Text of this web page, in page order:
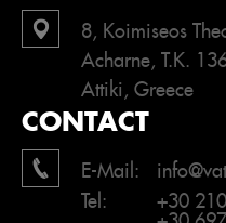
8, Koimiseos
Acharne, T.K.
Attiki, Greece
CONTACT
E-Mail:
Tel:
+30